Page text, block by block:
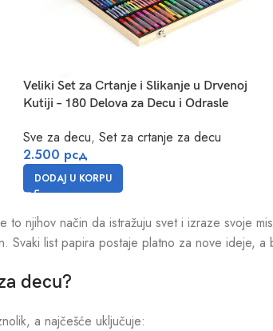
Veliki Set za Crtanje i Slikanje u Drvenoj
Kutiji – 180 Delova za Decu i Odrasle
Sve za decu, Set za crtanje za decu
2.500 рсд
DODAJ U KORPU
njihov način da istražuju svet i izraze svoje
Svaki list papira postaje platno za nove ideje,
decu?
a najčešće uključuje: